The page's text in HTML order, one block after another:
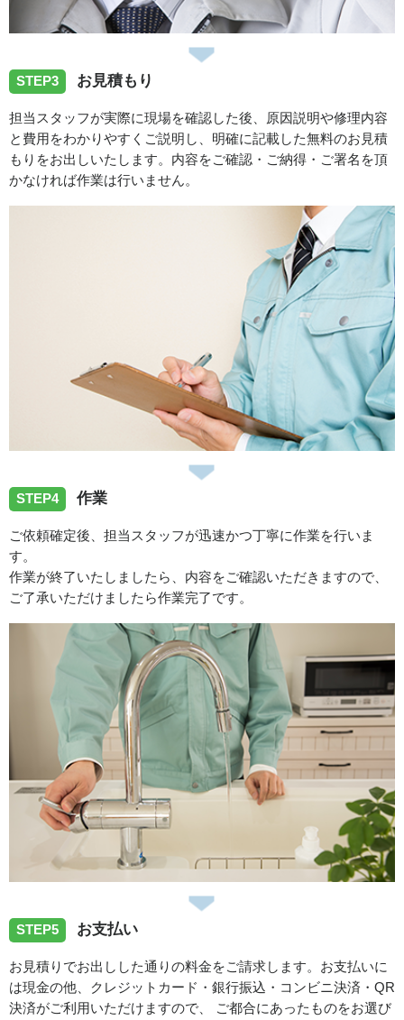
2026/06/15
香川県坂出市へ台所蛇口の水漏れ修理依頼でお伺い致しま
した
2026/06/14
スタッフの修理報告や事例の一覧はこちら
STEP3 お見積もり
担当スタッフが実際に現場を確認した後、原因説明や修理内容
と費用をわかりやすくご説明し、明確に記載した無料のお見積
もりをお出しいたします。内容をご確認・ご納得・ご署名を頂
かなければ作業は行いません。
STEP4 作業
ご依頼確定後、担当スタッフが迅速かつ丁寧に作業を行いま
す。
作業が終了いたしましたら、内容をご確認いただきますので、
ご了承いただけましたら作業完了です。
STEP5 お支払い
お見積りでお出しした通りの料金をご請求します。お支払いに
は現金の他、クレジットカード・銀行振込・コンビニ決済・QR
決済がご利用いただけますので、 ご都合にあったものをお選び